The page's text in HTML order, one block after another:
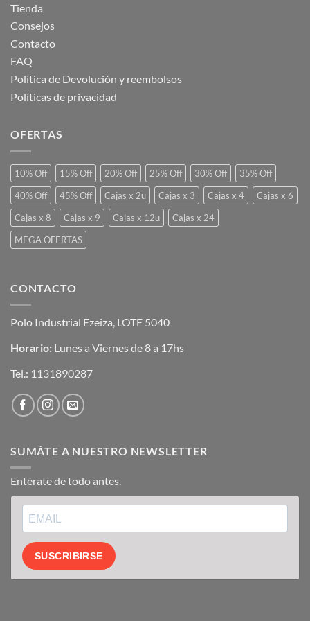
Tienda
Consejos
Contacto
FAQ
Política de Devolución y reembolsos
Políticas de privacidad
OFERTAS
10% Off 15% Off 20% Off 25% Off 30% Off
35% Off
40% Off
45% Off Cajas x 2u Cajas x 3 Cajas x 4
Cajas x 6
Cajas x 8
Cajas x 9 Cajas x 12u
Cajas x 24
MEGA OFERTAS
CONTACTO
Polo Industrial Ezeiza, LOTE 5040
Horario: Lunes a Viernes de 8 a 17hs
Tel.: 1131890287
SUMÁTE A NUESTRO NEWSLETTER
Entérate de todo antes.
SUSCRIBIRSE